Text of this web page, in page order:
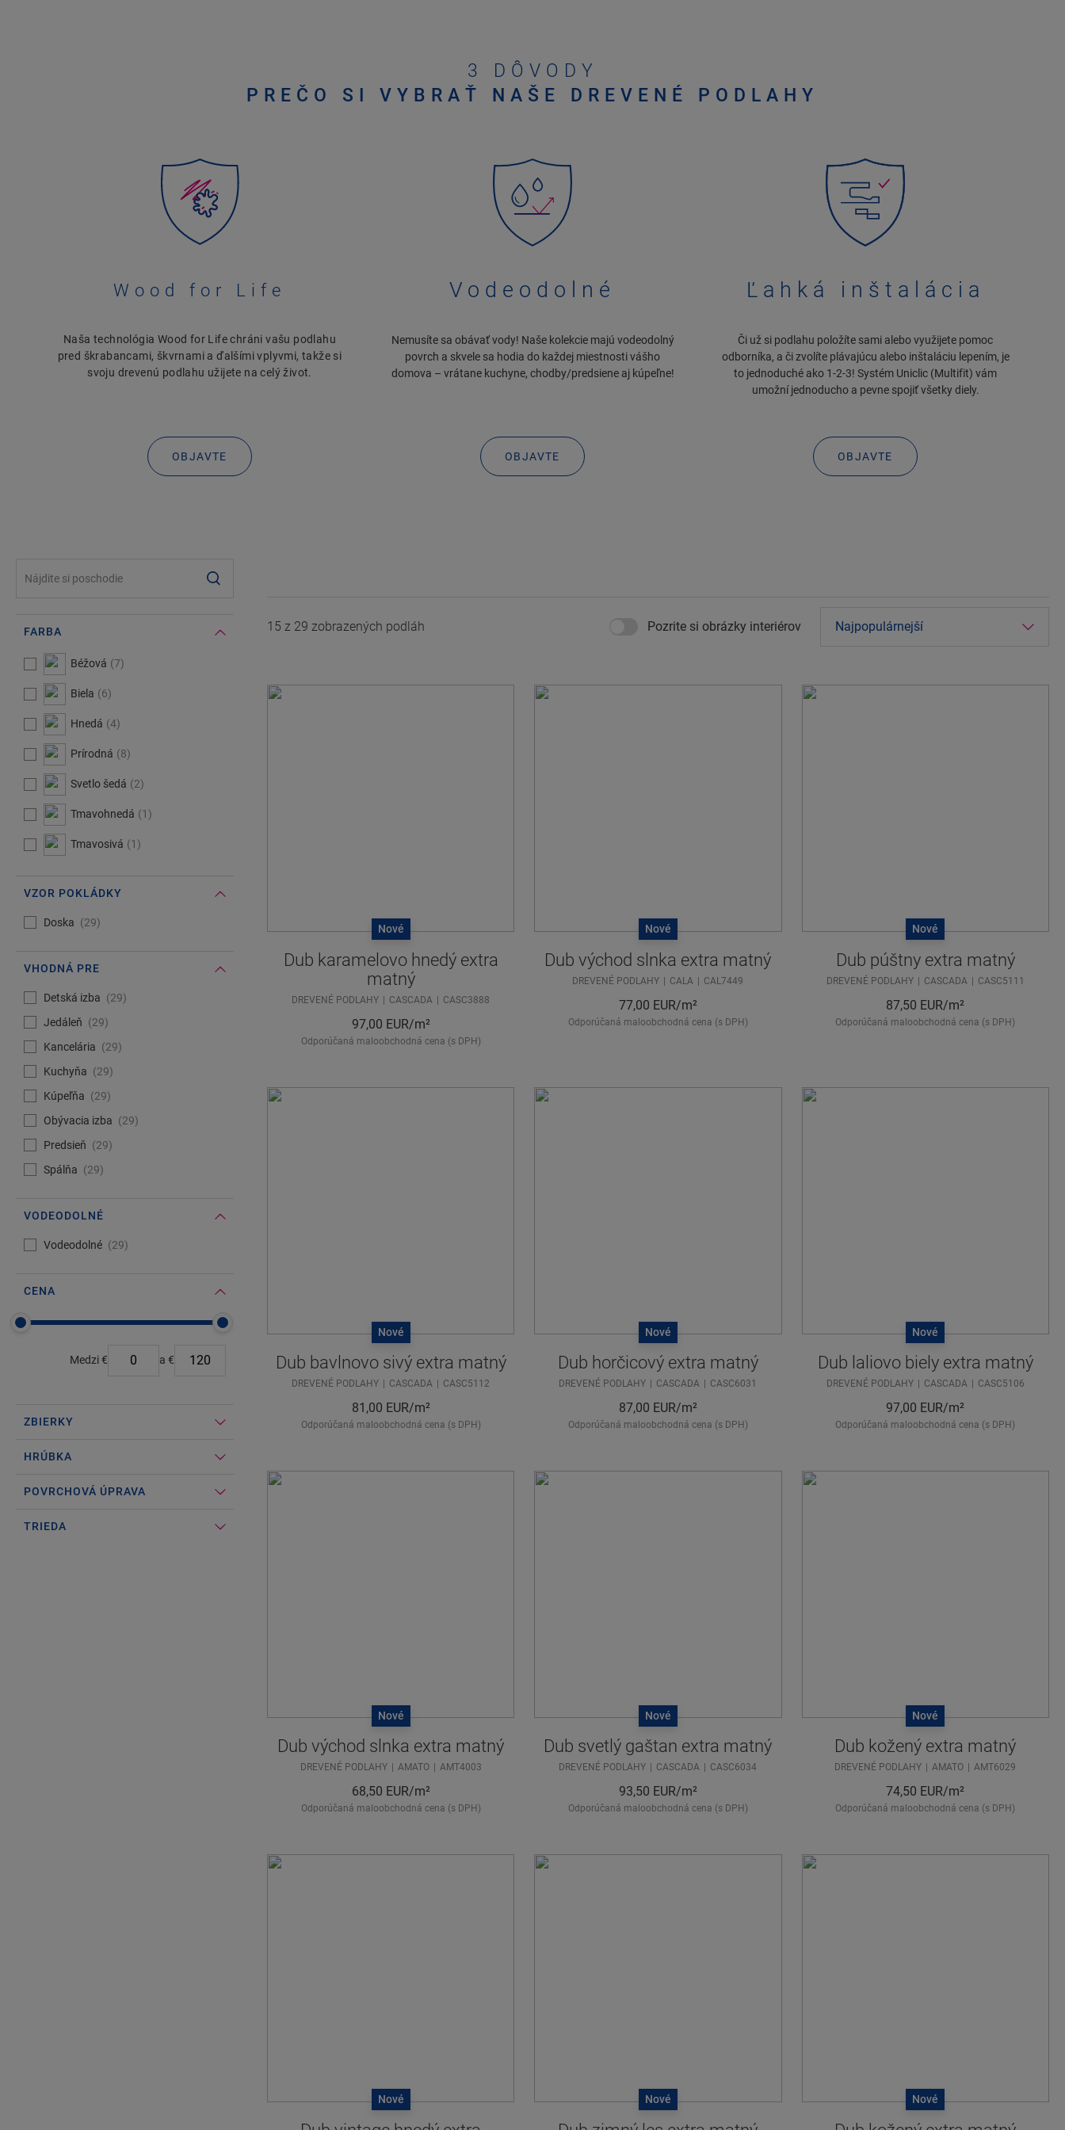
3 DÔVODY
PREČO SI VYBRAŤ NAŠE DREVENÉ PODLAHY
Wood for Life
Naša technológia Wood for Life chráni vašu podlahu
pred škrabancami, škvrnami a ďalšími vplyvmi, takže si
svoju drevenú podlahu užijete na celý život.
OBJAVTE
Vodeodolné
Nemusíte sa obávať vody! Naše kolekcie majú vodeodolný
povrch a skvele sa hodia do každej miestnosti vášho
domova – vrátane kuchyne, chodby/predsiene aj kúpeľne!
OBJAVTE
Ľahká inštalácia
Či už si podlahu položíte sami alebo využijete pomoc
odborníka, a či zvolíte plávajúcu alebo inštaláciu lepením, je
to jednoduché ako 1-2-3! Systém Uniclic (Multifit) vám
umožní jednoducho a pevne spojiť všetky diely.
OBJAVTE
FARBA
#Select#Farba
Béžová 7
Biela 6
Hnedá 4
Prírodná 8
Svetlo šedá 2
Tmavohnedá 1
Tmavosivá 1
VZOR POKLÁDKY
#Select#Vzor pokládky
Doska 29
VHODNÁ PRE
#Select#Vhodná pre
Detská izba
29
Jedáleň
29
Kancelária
29
Kuchyňa
29
Kúpeľňa
29
Obývacia izba
29
Predsieň
29
Spálňa
29
VODEODOLNÉ
#Select#Vodeodolné
Vodeodolné 29
CENA
#Select#
Medzi€ a €
ZBIERKY
HRÚBKA
POVRCHOVÁ ÚPRAVA
TRIEDA
15 z 29 zobrazených podláh Pozrite si obrázky interiérov
Nové
Dub karamelovo hnedý extra
matný
DREVENÉ PODLAHY CASCADA CASC3888
97,00 EUR/m²
Odporúčaná maloobchodná cena (s DPH)
Nové
Dub východ slnka extra matný
DREVENÉ PODLAHY CALA CAL7449
77,00 EUR/m²
Odporúčaná maloobchodná cena (s DPH)
Nové
Dub púštny extra matný
DREVENÉ PODLAHY CASCADA CASC5111
87,50 EUR/m²
Odporúčaná maloobchodná cena (s DPH)
Nové
Dub bavlnovo sivý extra matný
DREVENÉ PODLAHY CASCADA CASC5112
81,00 EUR/m²
Odporúčaná maloobchodná cena (s DPH)
Nové
Dub horčicový extra matný
DREVENÉ PODLAHY CASCADA CASC6031
87,00 EUR/m²
Odporúčaná maloobchodná cena (s DPH)
Nové
Dub laliovo biely extra matný
DREVENÉ PODLAHY CASCADA CASC5106
97,00 EUR/m²
Odporúčaná maloobchodná cena (s DPH)
Nové
Dub východ slnka extra matný
DREVENÉ PODLAHY AMATO AMT4003
68,50 EUR/m²
Odporúčaná maloobchodná cena (s DPH)
Nové
Dub svetlý gaštan extra matný
DREVENÉ PODLAHY CASCADA CASC6034
93,50 EUR/m²
Odporúčaná maloobchodná cena (s DPH)
Nové
Dub kožený extra matný
DREVENÉ PODLAHY AMATO AMT6029
74,50 EUR/m²
Odporúčaná maloobchodná cena (s DPH)
Nové Nové Nové